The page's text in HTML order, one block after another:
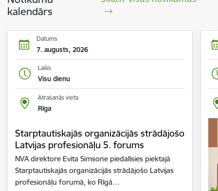
kalendārs
Datums
7. augusts, 2026
Laiks
Visu dienu
Atrašanās vieta
Rīga
Starptautiskajās organizācijās strādājošo
Latvijas profesionāļu 5. forums
NVA direktore Evita Simsone piedalīsies piektajā
Starptautiskajās organizācijās strādājošo Latvijas
profesionāļu forumā, ko Rīgā…